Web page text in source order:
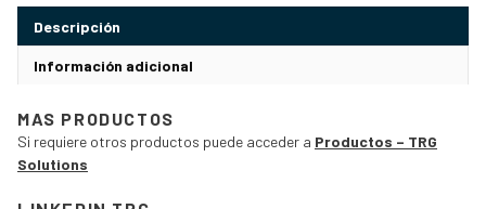
Descripción
Información adicional
MAS PRODUCTOS
Si requiere otros productos puede acceder a Productos – TRG
Solutions